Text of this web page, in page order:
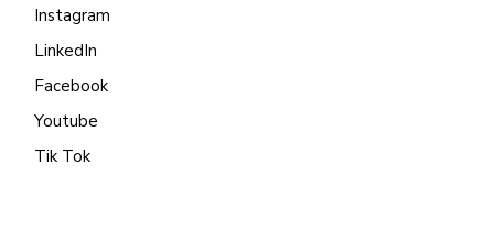
Instagram
LinkedIn
Facebook
Youtube
Tik Tok